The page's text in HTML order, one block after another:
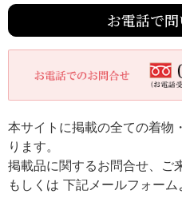
本サイトに掲載の全ての着物
ります。
掲載品に関するお問合せ、ご
もしくは 下記メールフォーム
お電話で